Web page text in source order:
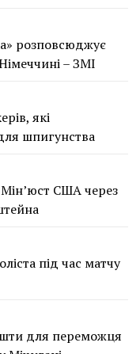
розповсюджує
– ЗМІ
які
шпигунства
США через
під час матчу
для переможця